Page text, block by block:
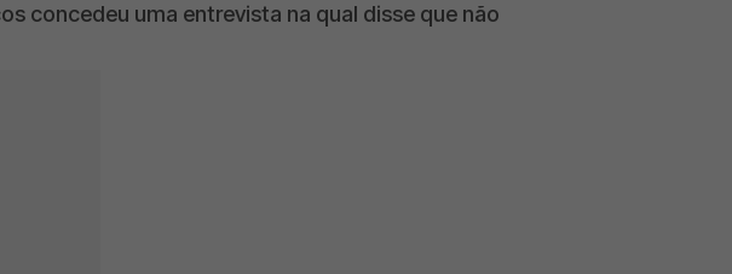
concedeu uma entrevista na qual disse que não